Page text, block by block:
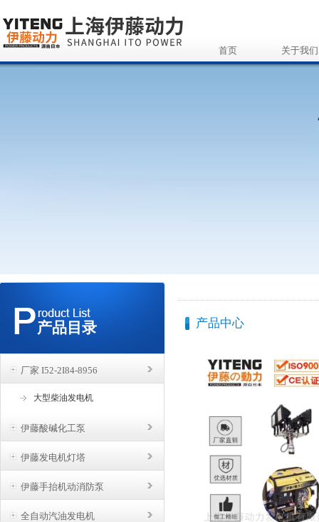
首页 关于我们
产品目录
厂家 I52-2I84-8956
大型柴油发电机
伊藤酸碱化工泵
伊藤发电机灯塔
伊藤手抬机动消防泵
全自动汽油发电机
产品中心